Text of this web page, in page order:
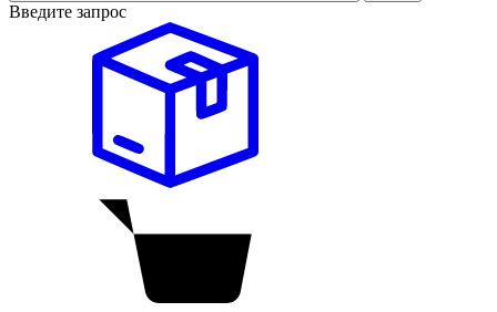
Введите запрос